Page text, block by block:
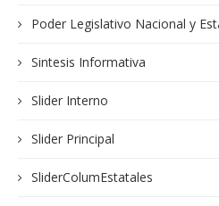
Poder Legislativo Nacional y
Sintesis Informativa
Slider Interno
Slider Principal
SliderColumEstatales